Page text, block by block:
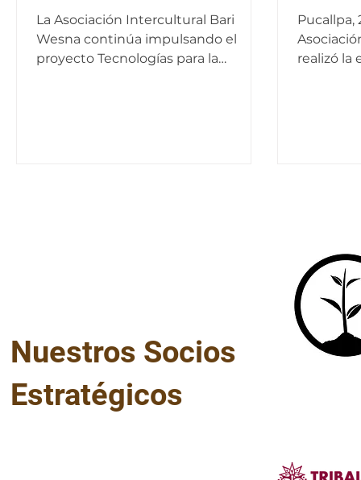
en Ucayali
La Asociación Intercultural Bari
Wesna continúa impulsando el
proyecto Tecnologías para la
Betty
por
Pucallpa,
realizó la
emoción
Nuestros Socios
Estratégicos